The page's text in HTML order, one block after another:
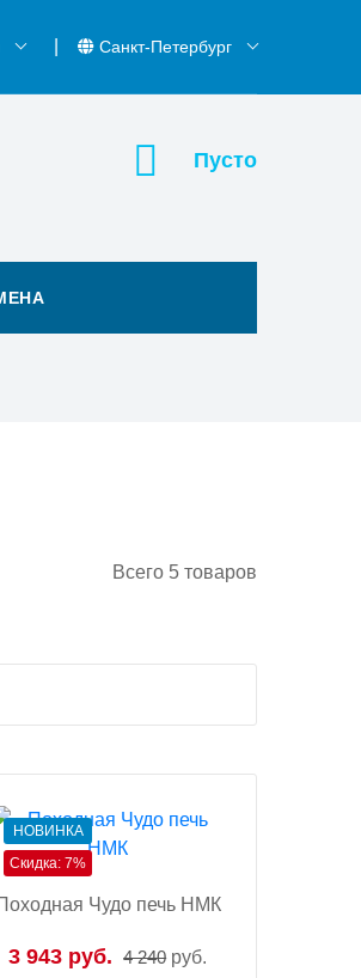
Санкт-Петербург
Пусто
Всего 5 товаров
НОВИНКА
Скидка: 7%
Чудо печь НМК
3 943 руб. 4 240 руб.